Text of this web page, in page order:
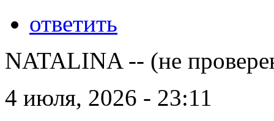
ответить
NATALINA -- (не
4 июля, 2026 - 23:11